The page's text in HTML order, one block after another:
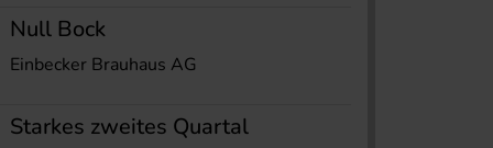
Null Bock
Einbecker Brauhaus AG
Starkes zweites Quartal